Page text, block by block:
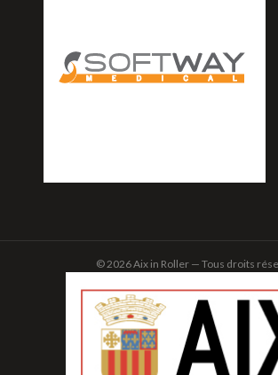
© 2026 Aix in Roller — Tous droits